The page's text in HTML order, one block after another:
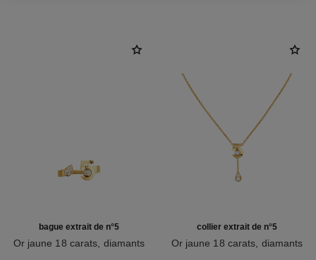
bague extrait de n°5
Or jaune 18 carats, diamants
collier extrait de n°5
Or jaune 18 carats, diamants